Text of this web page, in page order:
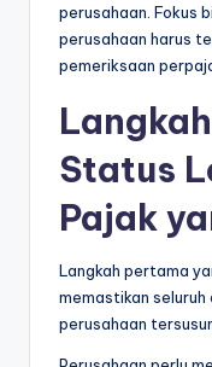
perusahaan. Fokus
perusahaan harus
pemeriksaan
Status
Pajak
Langkah pertama
memastikan
perusahaan